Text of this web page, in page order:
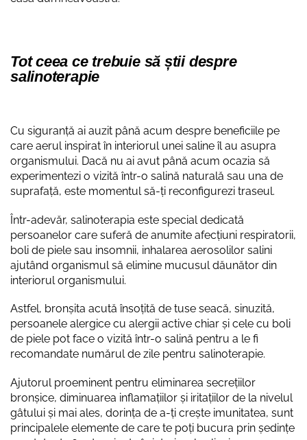
Tot ceea ce trebuie să știi despre
salinoterapie
Cu siguranță ai auzit până acum despre beneficiile pe
care aerul inspirat în interiorul unei saline îl au asupra
organismului. Dacă nu ai avut până acum ocazia să
experimentezi o vizită într-o salină naturală sau una de
suprafață, este momentul să-ți reconfigurezi traseul.
Într-adevăr, salinoterapia este special dedicată
persoanelor care suferă de anumite afecțiuni respiratorii,
boli de piele sau insomnii, inhalarea aerosolilor salini
ajutând organismul să elimine mucusul dăunător din
interiorul organismului.
Astfel, bronșita acută însoțită de tuse seacă, sinuzită,
persoanele alergice cu alergii active chiar și cele cu boli
de piele pot face o vizită într-o salină pentru a le fi
recomandate numărul de zile pentru salinoterapie.
Ajutorul proeminent pentru eliminarea secrețiilor
bronșice, diminuarea inflamațiilor și iritațiilor de la nivelul
gâtului și mai ales, dorința de a-ți crește imunitatea, sunt
principalele elemente de care te poți bucura prin ședințe